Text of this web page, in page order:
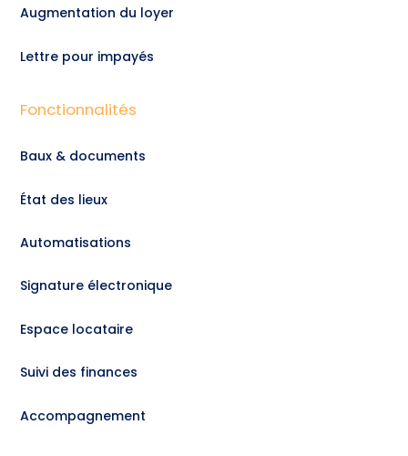
Augmentation du loyer
Lettre pour impayés
Fonctionnalités
Baux & documents
État des lieux
Automatisations
Signature électronique
Espace locataire
Suivi des finances
Accompagnement